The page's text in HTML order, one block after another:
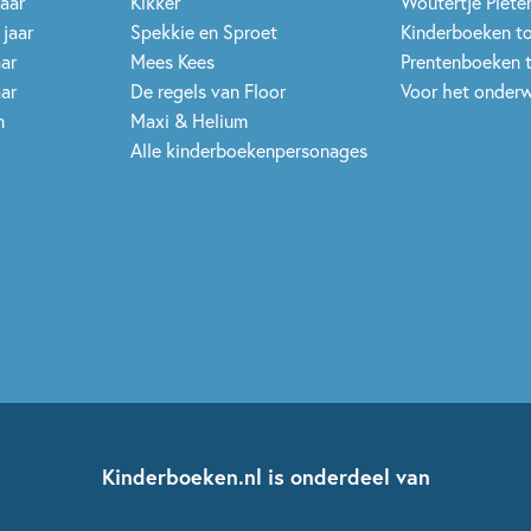
Spekkie en Sproet
Mees Kees
De regels van Floor
Maxi & Helium
Alle kinderboekenpersonages
Kinderboeken
Prentenboeken
Voor het
Kinderboeken.nl is onderdeel van